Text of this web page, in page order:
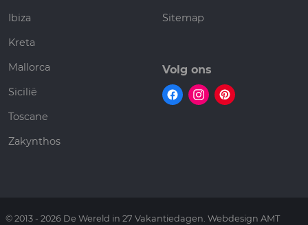
Ibiza
Kreta
Mallorca
Sicilië
Toscane
Zakynthos
Sitemap
Volg ons
© 2013 - 2026 De Wereld in 27 Vakantiedagen. Webdesign AMT